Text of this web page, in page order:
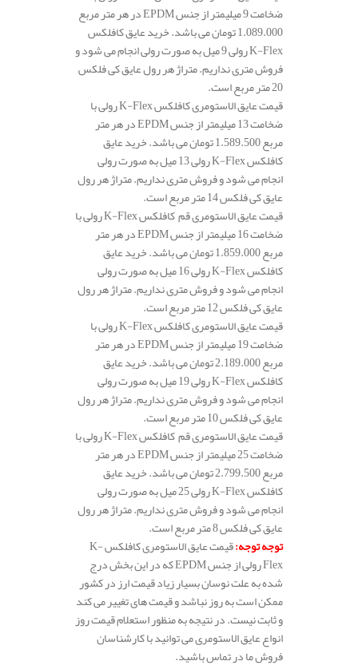
ضخامت 9 میلیمتر از جنس EPDM در هر متر مربع
1.089.000 تومان می باشد. خرید عایق کافلکس
K-Flex رولی 9 میل به صورت رولی انجام می شود و
فروش متری نداریم. متراژ هر رول عایق کی فلکس
20 متر مربع است.
قیمت عایق الاستومری کافلکس K-Flex رولی با
ضخامت 13 میلیمتر از جنس EPDM در هر متر
مربع 1.589.500 تومان می باشد. خرید عایق
کافلکس K-Flex رولی 13 میل به صورت رولی
انجام می شود و فروش متری نداریم. متراژ هر رول
عایق کی فلکس 14 متر مربع است.
قیمت عایق الاستومری قم کافلکس K-Flex رولی با
ضخامت 16 میلیمتر از جنس EPDM در هر متر
مربع 1.859.000 تومان می باشد. خرید عایق
کافلکس K-Flex رولی 16 میل به صورت رولی
انجام می شود و فروش متری نداریم. متراژ هر رول
عایق کی فلکس 12 متر مربع است.
قیمت عایق الاستومری کافلکس K-Flex رولی با
ضخامت 19 میلیمتر از جنس EPDM در هر متر
مربع 2.189.000 تومان می باشد. خرید عایق
کافلکس K-Flex رولی 19 میل به صورت رولی
انجام می شود و فروش متری نداریم. متراژ هر رول
عایق کی فلکس 10 متر مربع است.
قیمت عایق الاستومری قم کافلکس K-Flex رولی با
ضخامت 25 میلیمتر از جنس EPDM در هر متر
مربع 2.799.500 تومان می باشد. خرید عایق
کافلکس K-Flex رولی 25 میل به صورت رولی
انجام می شود و فروش متری نداریم. متراژ هر رول
عایق کی فلکس 8 متر مربع است.
توجه توجه:
قیمت عایق الاستومری کافلکس K-
Flex رولی از جنس EPDM که در این بخش درج
شده به علت نوسان بسیار زیاد قیمت ارز در کشور
ممکن است به روز نباشد و قیمت های تغییر می کند
و ثابت نیست. در نتیجه به منظور استعلام قیمت روز
انواع عایق الاستومری می توانید با کارشناسان
فروش ما در تماس باشید.